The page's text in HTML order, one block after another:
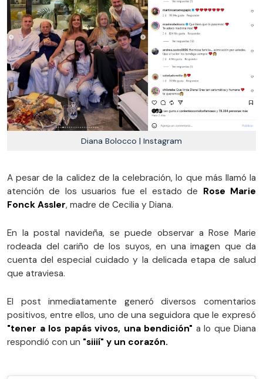
Diana Bolocco | Instagram
A pesar de la calidez de la celebración, lo que más llamó la
atención de los usuarios fue el estado de Rose Marie
Fonck Assler, madre de Cecilia y Diana.
En la postal navideña, se puede observar a Rose Marie
rodeada del cariño de los suyos, en una imagen que da
cuenta del especial cuidado y la delicada etapa de salud
que atraviesa.
El post inmediatamente generó diversos comentarios
positivos, entre ellos, uno de una seguidora que le expresó
"tener a los papás vivos, una bendición" a lo que Diana
respondió con un "siiií" y un corazón.